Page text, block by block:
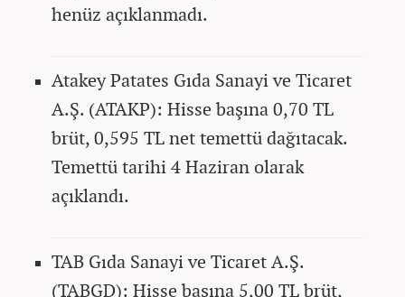
henüz açıklanmadı.
Atakey Patates Gıda Sanayi ve Ticaret
A.Ş. (ATAKP): Hisse başına 0,70 TL
brüt, 0,595 TL net temettü dağıtacak.
Temettü tarihi 4 Haziran olarak
açıklandı.
TAB Gıda Sanayi ve Ticaret A.Ş.
(TABGD): Hisse başına 5,00 TL brüt,